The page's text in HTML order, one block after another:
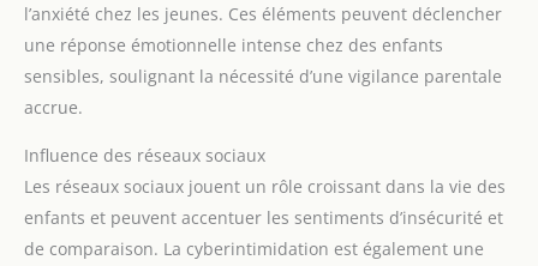
l’anxiété chez les jeunes. Ces éléments peuvent déclencher
une réponse émotionnelle intense chez des enfants
sensibles, soulignant la nécessité d’une vigilance parentale
accrue.
Influence des réseaux sociaux
Les réseaux sociaux jouent un rôle croissant dans la vie des
enfants et peuvent accentuer les sentiments d’insécurité et
de comparaison. La cyberintimidation est également une